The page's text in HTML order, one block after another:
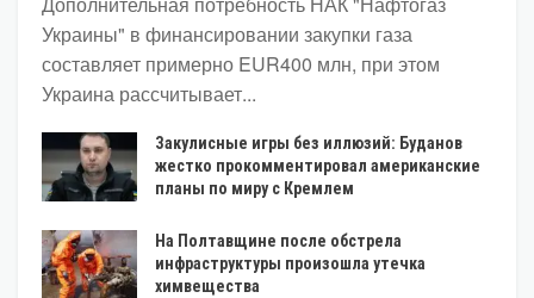
Украины" в финансировании закупки газа
составляет примерно EUR400 млн, при этом
Украина рассчитывает...
Закулисные игры без иллюзий: Буданов
жестко прокомментировал американские
планы по миру с Кремлем
На Полтавщине после обстрела
инфраструктуры произошла утечка
химвещества